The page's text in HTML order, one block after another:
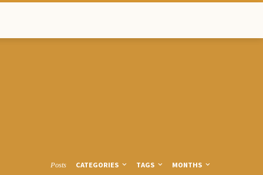
Posts CATEGORIES TAGS MONTHS